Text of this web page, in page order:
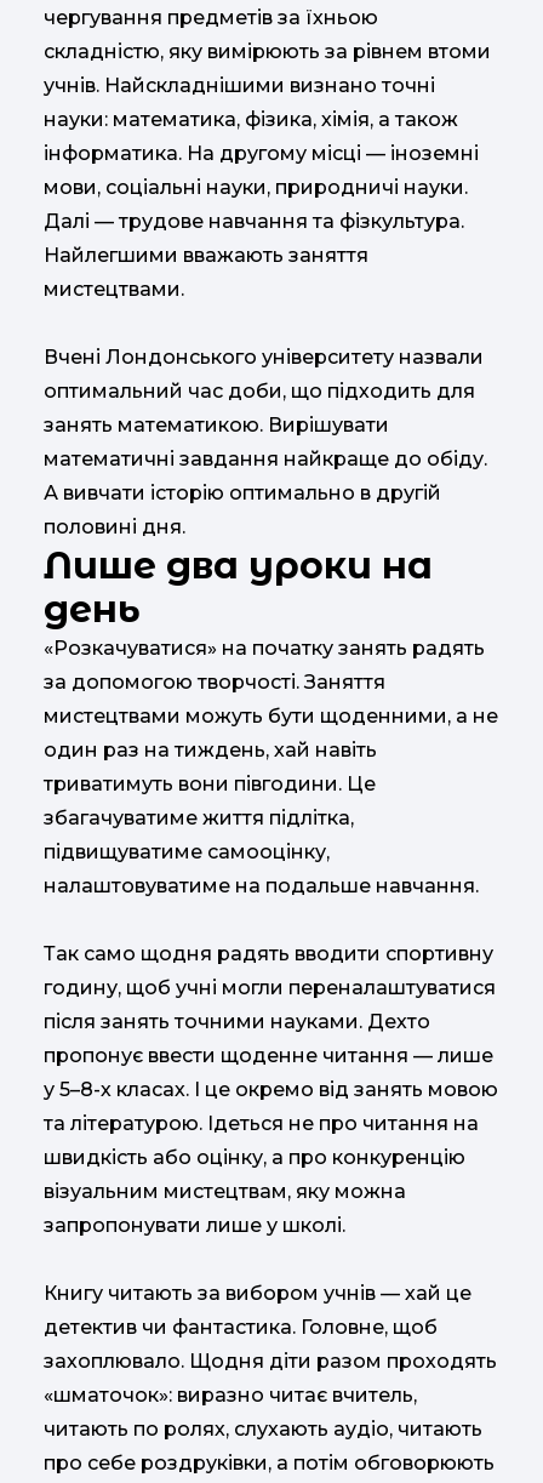
чергування предметів за їхньою
складністю, яку вимірюють за рівнем втоми
учнів. Найскладнішими визнано точні
науки: математика, фізика, хімія, а також
інформатика. На другому місці — іноземні
мови, соціальні науки, природничі науки.
Далі — трудове навчання та фізкультура.
Найлегшими вважають заняття
мистецтвами.
Вчені Лондонського університету назвали
оптимальний час доби, що підходить для
занять математикою. Вирішувати
математичні завдання найкраще до обіду.
А вивчати історію оптимально в другій
половині дня.
Лише два уроки на
день
«Розкачуватися» на початку занять радять
за допомогою творчості. Заняття
мистецтвами можуть бути щоденними, а не
один раз на тиждень, хай навіть
триватимуть вони півгодини. Це
збагачуватиме життя підлітка,
підвищуватиме самооцінку,
налаштовуватиме на подальше навчання.
Так само щодня радять вводити спортивну
годину, щоб учні могли переналаштуватися
після занять точними науками. Дехто
пропонує ввести щоденне читання — лише
у 5–8-х класах. І це окремо від занять мовою
та літературою. Ідеться не про читання на
швидкість або оцінку, а про конкуренцію
візуальним мистецтвам, яку можна
запропонувати лише у школі.
Книгу читають за вибором учнів — хай це
детектив чи фантастика. Головне, щоб
захоплювало. Щодня діти разом проходять
«шматочок»: виразно читає вчитель,
читають по ролях, слухають аудіо, читають
про себе роздруківки, а потім обговорюють